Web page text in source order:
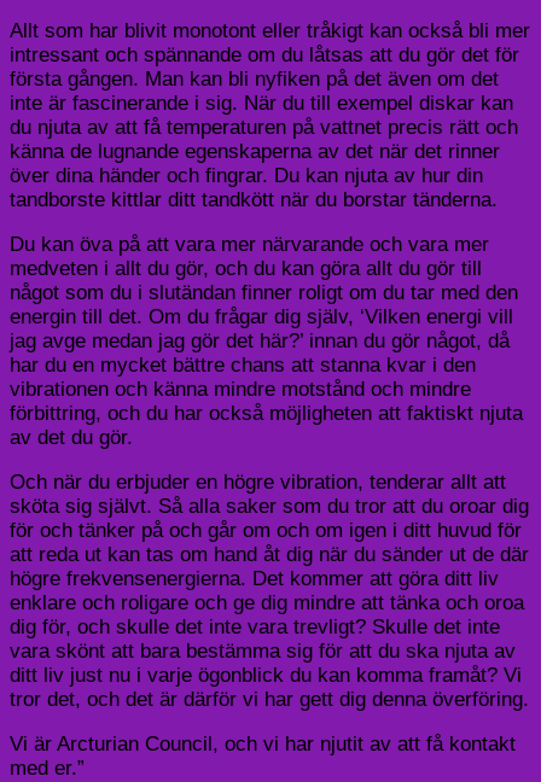
Allt som har blivit monotont eller tråkigt kan också bli mer
intressant och spännande om du låtsas att du gör det för
första gången. Man kan bli nyfiken på det även om det
inte är fascinerande i sig. När du till exempel diskar kan
du njuta av att få temperaturen på vattnet precis rätt och
känna de lugnande egenskaperna av det när det rinner
över dina händer och fingrar. Du kan njuta av hur din
tandborste kittlar ditt tandkött när du borstar tänderna.
Du kan öva på att vara mer närvarande och vara mer
medveten i allt du gör, och du kan göra allt du gör till
något som du i slutändan finner roligt om du tar med den
energin till det. Om du frågar dig själv, ‘Vilken energi vill
jag avge medan jag gör det här?’ innan du gör något, då
har du en mycket bättre chans att stanna kvar i den
vibrationen och känna mindre motstånd och mindre
förbittring, och du har också möjligheten att faktiskt njuta
av det du gör.
Och när du erbjuder en högre vibration, tenderar allt att
sköta sig självt. Så alla saker som du tror att du oroar dig
för och tänker på och går om och om igen i ditt huvud för
att reda ut kan tas om hand åt dig när du sänder ut de där
högre frekvensenergierna. Det kommer att göra ditt liv
enklare och roligare och ge dig mindre att tänka och oroa
dig för, och skulle det inte vara trevligt? Skulle det inte
vara skönt att bara bestämma sig för att du ska njuta av
ditt liv just nu i varje ögonblick du kan komma framåt? Vi
tror det, och det är därför vi har gett dig denna överföring.
Vi är Arcturian Council, och vi har njutit av att få kontakt
med er.”